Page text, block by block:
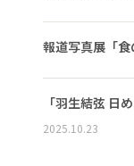
報道写真展「
「羽生結弦 日
2025.10.23